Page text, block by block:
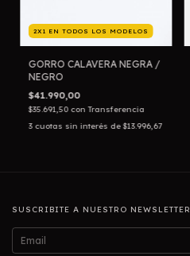
2X1 EN TODOS LOS MODELOS
GORRO CALAVERA NEGRA /
NEGRO
$41.990,00
$35.691,50 con Transferencia
3 cuotas sin interés de$13.996,67
SUSCRIBITE A NUESTRO NEWSLETTER